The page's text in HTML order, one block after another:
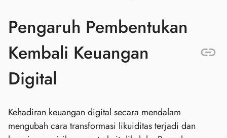
Pengaruh Pembentukan
Kembali Keuangan
Digital
Kehadiran keuangan digital secara mendalam
mengubah cara transformasi likuiditas terjadi dan